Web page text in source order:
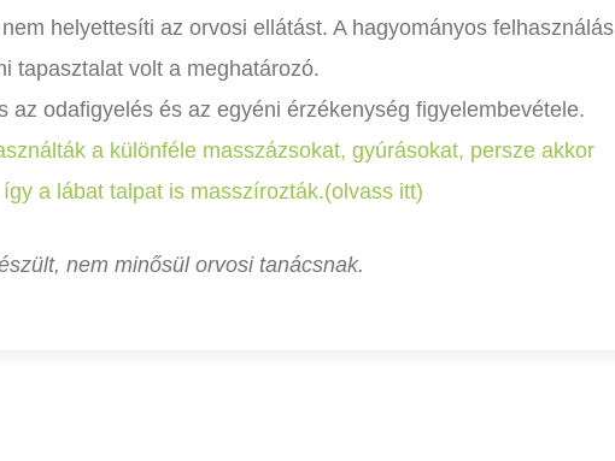
helyettesíti az orvosi ellátást. A hagyományos felhasználás
tapasztalat volt a meghatározó.
az odafigyelés és az egyéni érzékenység figyelembevétele.
a különféle masszázsokat, gyúrásokat, persze akkor
a lábat talpat is masszírozták.(olvass itt)
nem minősül orvosi tanácsnak.